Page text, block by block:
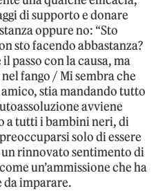
di supporto e donare
oppure no: “Sto
sto facendo abbastanza?
passo con la causa, ma
fango / Mi sembra che
stia mandando tutto
avviene
a tutti i bambini neri, di
solo di essere
rinnovato sentimento di
un’ammissione che ha
da imparare.